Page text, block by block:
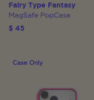
Fairy Type Fantasy
MagSafe PopCase
$ 45
Case Only